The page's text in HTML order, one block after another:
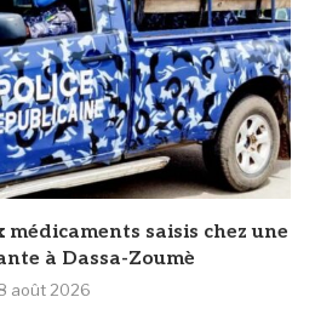
saisis chez une
à Dassa-Zoumè
août 2026